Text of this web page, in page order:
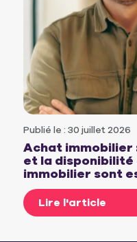
Publié le : 30 juillet 2026
Achat
et la
immobilier sont
Lire l'article